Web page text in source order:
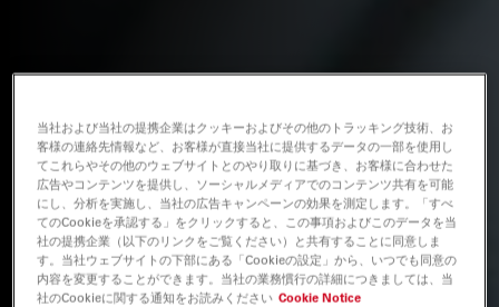
当社および当社の提携企業はクッキーおよびその他のトラッキング技術、お
客様の連絡先情報など、お客様が直接当社に提供するデータの一部を使用し
てこれらやその他のウェブサイトとのやり取りに基づき、お客様に合わせた
広告やコンテンツを提供し、ソーシャルメディアでのコンテンツ共有を可能
にし、分析を実施し、当社の広告キャンペーンの効果を測定します。「すべ
てのCookieを承認する」をクリックすると、この事項およびこのデータを当
社の提携企業（以下のリンクをご覧ください）と共有することに同意しま
す。当社ウェブサイトの下部にある「Cookieの設定」から、いつでも同意の
内容を変更することができます。当社の業務慣行の詳細につきましては、当
社のCookieに関する通知をお読みください Cookie Notice